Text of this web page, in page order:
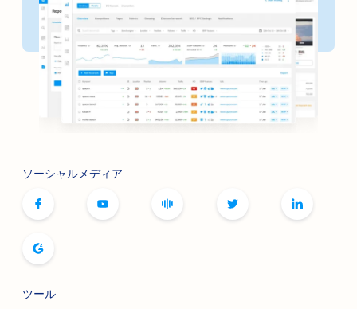
ソーシャルメディア
ツール